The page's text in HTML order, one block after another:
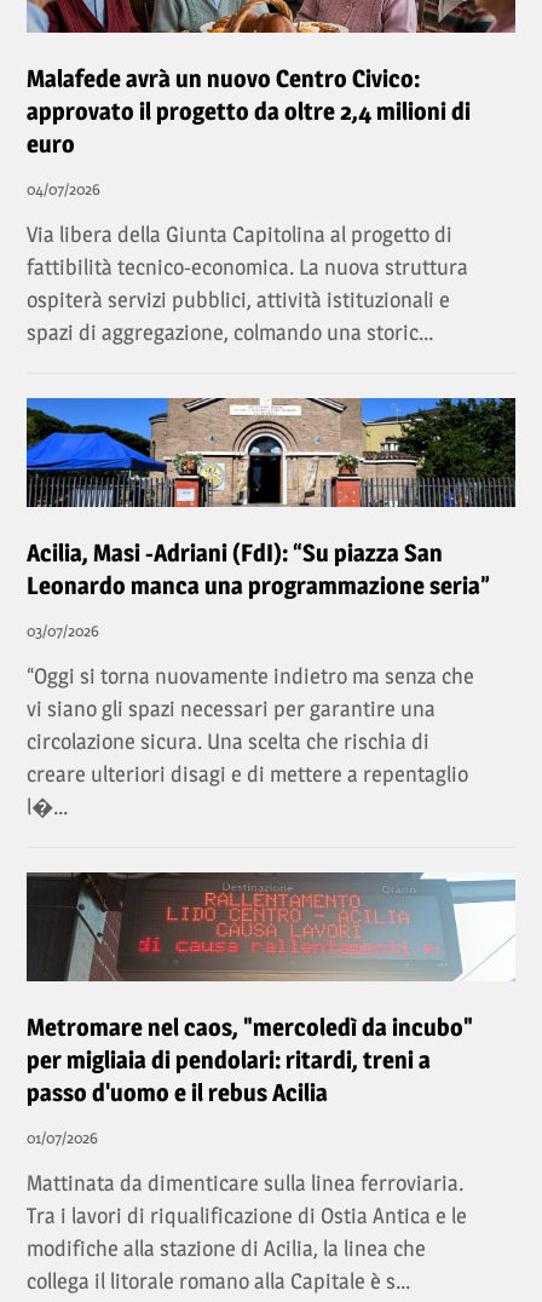
Malafede avrà un nuovo Centro Civico:
approvato il progetto da oltre 2,4 milioni di
euro
04/07/2026
Via libera della Giunta Capitolina al progetto di
fattibilità tecnico-economica. La nuova struttura
ospiterà servizi pubblici, attività istituzionali e
spazi di aggregazione, colmando una storic...
Acilia, Masi -Adriani (FdI): “Su piazza San
Leonardo manca una programmazione seria”
03/07/2026
“Oggi si torna nuovamente indietro ma senza che
vi siano gli spazi necessari per garantire una
circolazione sicura. Una scelta che rischia di
creare ulteriori disagi e di mettere a repentaglio
l�...
Metromare nel caos, "mercoledì da incubo"
per migliaia di pendolari: ritardi, treni a
passo d'uomo e il rebus Acilia
01/07/2026
Mattinata da dimenticare sulla linea ferroviaria.
Tra i lavori di riqualificazione di Ostia Antica e le
modifiche alla stazione di Acilia, la linea che
collega il litorale romano alla Capitale è s...